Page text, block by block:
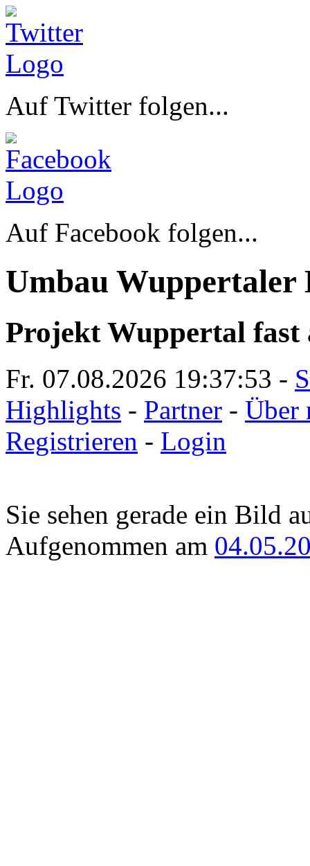
Auf Twitter folgen...
Auf Facebook folgen...
Umbau Wuppertaler
Projekt Wuppertal fast
Fr. 07.08.2026 19:37:53 -
Highlights - Partner - Über
Registrieren - Login
Sie sehen gerade ein Bild
Aufgenommen am